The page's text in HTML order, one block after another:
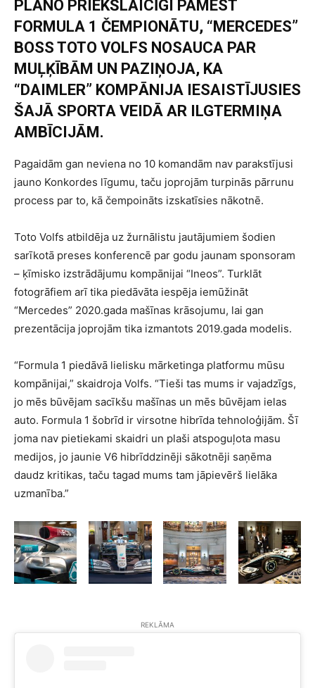
PLĀNO PRIEKŠLAICĪGI PAMEST
FORMULA 1 ČEMPIONĀTU, “MERCEDES”
BOSS TOTO VOLFS NOSAUCA PAR
MUĻĶĪBĀM UN PAZIŅOJA, KA
“DAIMLER” KOMPĀNIJA IESAISTĪJUSIES
ŠAJĀ SPORTA VEIDĀ AR ILGTERMIŅA
AMBĪCIJĀM.
Pagaidām gan neviena no 10 komandām nav parakstījusi
jauno Konkordes līgumu, taču joprojām turpinās pārrunu
process par to, kā čempoināts izskatīsies nākotnē.
Toto Volfs atbildēja uz žurnālistu jautājumiem šodien
sarīkotā preses konferencē par godu jaunam sponsoram
– ķīmisko izstrādājumu kompānijai “Ineos”. Turklāt
fotogrāfiem arī tika piedāvāta iespēja iemūžināt
“Mercedes” 2020.gada mašīnas krāsojumu, lai gan
prezentācija joprojām tika izmantots 2019.gada modelis.
“Formula 1 piedāvā lielisku mārketinga platformu mūsu
kompānijai,” skaidroja Volfs. “Tieši tas mums ir vajadzīgs,
jo mēs būvējam sacīkšu mašīnas un mēs būvējam ielas
auto. Formula 1 šobrīd ir virsotne hibrīda tehnoloģijām. Šī
joma nav pietiekami skaidri un plaši atspoguļota masu
medijos, jo jaunie V6 hibrīddzinēji sākotnēji saņēma
daudz kritikas, taču tagad mums tam jāpievērš lielāka
uzmanība.”
REKLĀMA